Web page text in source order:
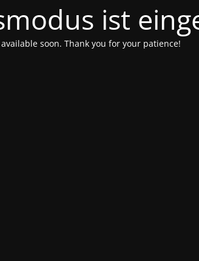
ist
soon. Thank you for your patience!